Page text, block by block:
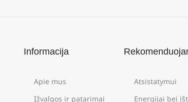
Informacija
Apie mus
Įžvalgos ir patarimai
Atsistatymui
Energijai bei